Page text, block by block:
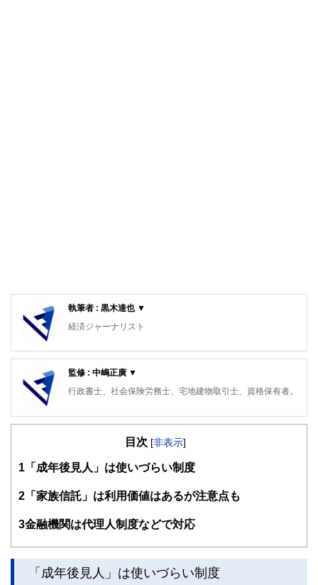
執筆者 : 黒木達也 ▼
経済ジャーナリスト
大手新聞社出版局勤務を経て現職。
監修 : 中嶋正廣 ▼
行政書士、社会保険労務士、宅地建物取引士、資格保有者。
長野県松本市在住。
目次 [非表示]
1 「成年後見人」は使いづらい制度
2 「家族信託」は利用価値はあるが注意点も
3金融機関は代理人制度などで対応
「成年後見人」は使いづらい制度